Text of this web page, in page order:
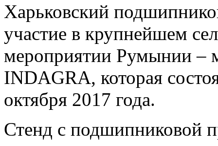
Харьковский
участие в крупнейшем
мероприятии Румынии –
INDAGRA, которая
октября 2017 года.
Стенд с подшипниковой